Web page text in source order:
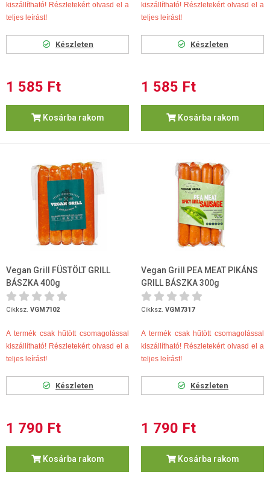
kiszállítható! Részletekért olvasd el a
teljes leírást!
Készleten
1 585 Ft
Kosárba rakom
kiszállítható! Részletekért olvasd el a
teljes leírást!
Készleten
1 585 Ft
Kosárba rakom
Vegan Grill FÜSTÖLT GRILL
BÁSZKA 400g
Cikksz. VGM7102
A termék csak hűtött csomagolással
kiszállítható! Részletekért olvasd el a
teljes leírást!
Készleten
1 790 Ft
Kosárba rakom
Vegan Grill PEA MEAT PIKÁNS
GRILL BÁSZKA 300g
Cikksz. VGM7317
A termék csak hűtött csomagolással
kiszállítható! Részletekért olvasd el a
teljes leírást!
Készleten
1 790 Ft
Kosárba rakom